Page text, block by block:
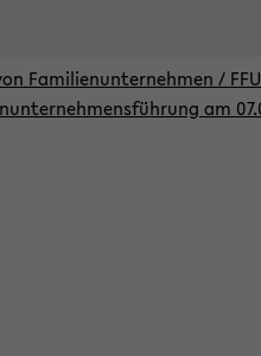
Familienunternehmen /
am